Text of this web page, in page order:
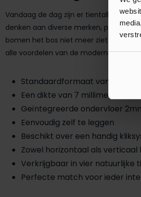
Vandaag de dag zijn er tientallen
denken aan diverse merken, patronen
bomen het bos niet meer ziet. Om u
alle voordelen van de moderne
Standaardformaat van 72 x 18
Een dikte van 7 millimeter
Geïntegreerde ondervloer
Eenvoudig zelf te leggen
Beschikt over een handig
Zowel horizontaal als verticaal
Verkrijgbaar in vier natuurlijke
Perfecte match voor ieder